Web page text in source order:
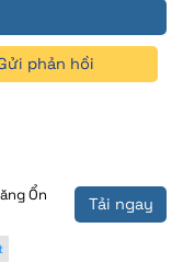
phản hồi
Ổn
Tải ngay